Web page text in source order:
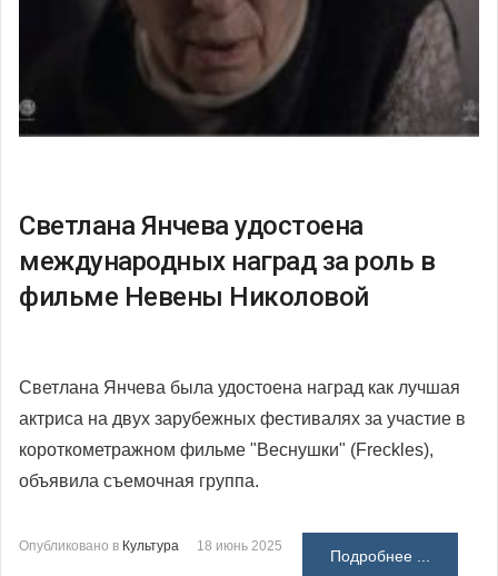
Светлана Янчева удостоена
международных наград за роль в
фильме Невены Николовой
Светлана Янчева была удостоена наград как лучшая
актриса на двух зарубежных фестивалях за участие в
короткометражном фильме "Веснушки" (Freckles),
объявила съемочная группа.
Опубликовано в Культура 18 июнь 2025
Подробнее ...